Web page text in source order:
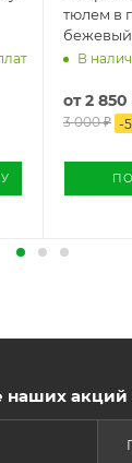
тюлем в
бежевый
В
от2 850
3 000 ₽ -5
наших акций